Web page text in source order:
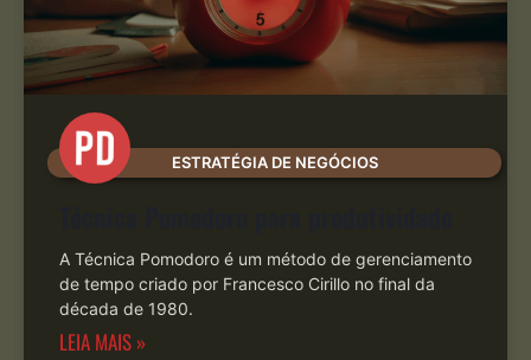
ESTRATÉGIA DE NEGÓCIOS
A Técnica Pomodoro é um método de gerenciamento
de tempo criado por Francesco Cirillo no final da
década de 1980.
LEIA MAIS »